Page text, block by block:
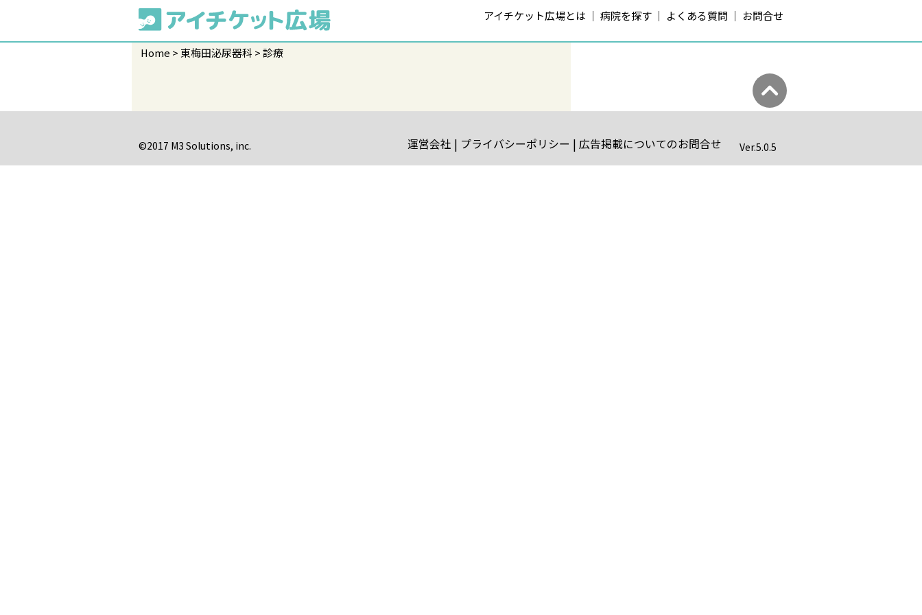
アイチケット広場とは 病院を探す よくある質問 お問合せ
Home 東梅田泌尿器科 診療
運営会社 プライバシーポリシー 広告掲載についてのお問合せ
©2017 M3 Solutions, inc. Ver.5.0.5